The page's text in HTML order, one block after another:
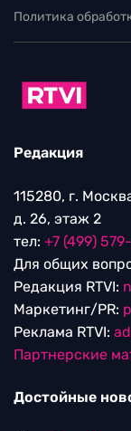
Политика
Редакция
115280, г.
д. 26, этаж 2
тел: +7 (499)
Для общих
Редакция RTVI:
Маркетинг/PR:
Реклама RTVI:
Партнерские
Достойные